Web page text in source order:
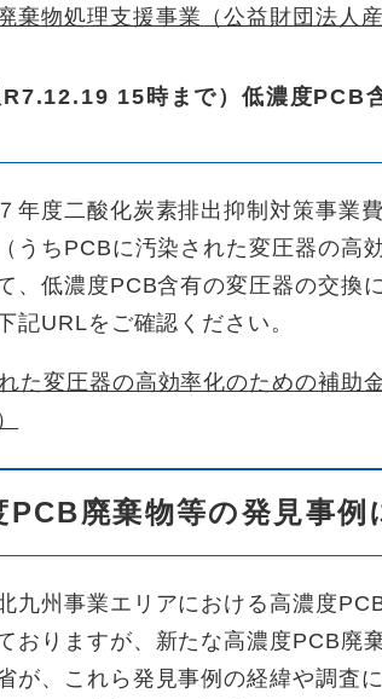
棄物処理支援事業（公益財団法人
R7.12.19 15時まで）低濃度PCB
年度二酸化炭素排出抑制対策事業
うちPCBに汚染された変圧器の高
、低濃度PCB含有の変圧器の交換
記URLをご確認ください。
た変圧器の高効率化のための補助
廃棄物等の発見事
九州事業エリアにおける高濃度
おりますが、新たな高濃度PCB廃
が、これら発見事例の経緯や調査